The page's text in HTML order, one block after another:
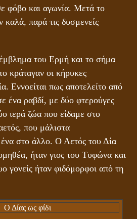
φόβο και αγωνία. Μετά το
καλά, παρά τις δυσμενείς
του Ερμή και το σήμα
κράταγαν οι κήρυκες
Εννοείται πως αποτελείτο από
ένα ραβδί, με δύο φτερούγες
ιερά ζώα που είδαμε στο
που μάλιστα
στο άλλο. Ο Αετός του Δία
ήταν γιος του Τυφώνα και
γονείς ήταν φιδόμορφοι από τη